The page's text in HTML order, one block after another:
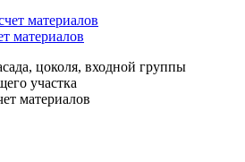
материалов
цоколя, входной группы
участка
материалов